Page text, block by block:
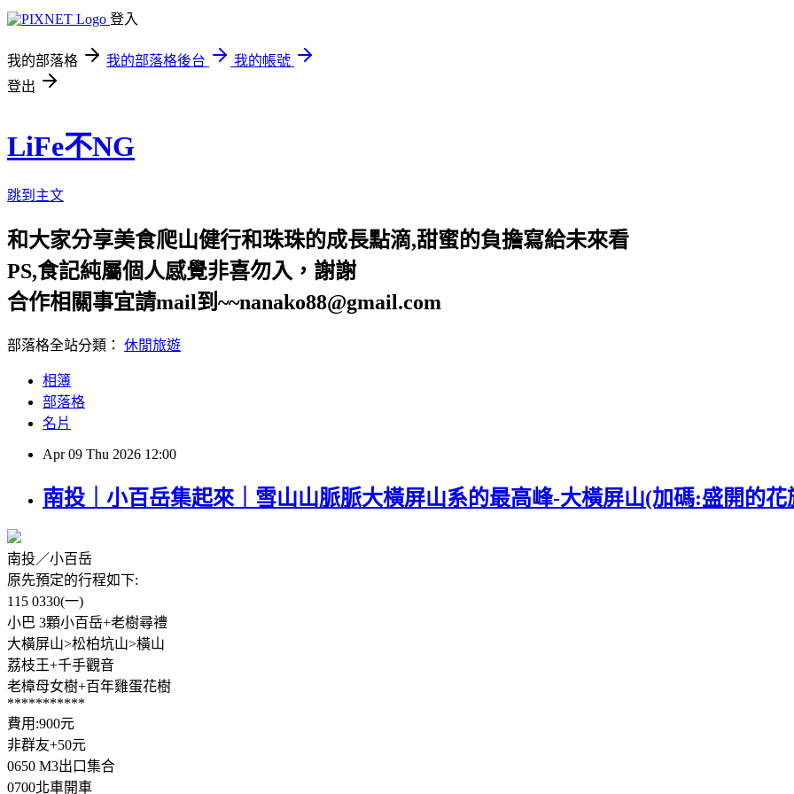
登入
我的部落格 我的部落格後台
我的帳號
登出
LiFe不NG
跳到主文
和大家分享美食爬山健行和珠珠的成長點滴,甜蜜的負擔寫給未來看
PS,食記純屬個人感覺非喜勿入，謝謝
合作相關事宜請mail到~~nanako88@gmail.com
部落格全站分類： 休閒旅遊
相簿
部落格
名片
Apr 09 Thu 2026 12:00
南投｜小百岳集起來｜雪山山脈脈大橫屏山系的最高峰-大橫屏山(加碼:盛開的花
南投／小百岳
原先預定的行程如下:
115 0330(一)
小巴 3顆小百岳+老樹尋禮
大橫屏山>松柏坑山>橫山
荔枝王+千手觀音
老樟母女樹+百年雞蛋花樹
***********
費用:900元
非群友+50元
0650 M3出口集合
0700北車開車